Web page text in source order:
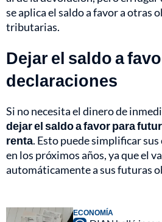
se aplica el saldo a favor a otras
tributarias.
Dejar el saldo a
declaraciones
Si no necesita el dinero de
dejar el saldo a favor para
renta. Esto puede simplificar
en los próximos años, ya que el
automáticamente a sus futuras
ECONOMÍA